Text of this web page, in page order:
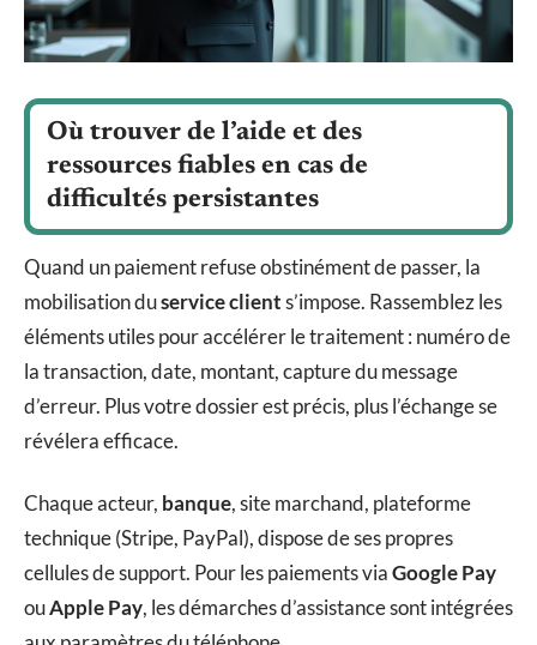
Où trouver de l’aide et des
ressources fiables en cas de
difficultés persistantes
Quand un paiement refuse obstinément de passer, la
mobilisation duservice clients’impose. Rassemblez les
éléments utiles pour accélérer le traitement : numéro de
la transaction, date, montant, capture du message
d’erreur. Plus votre dossier est précis, plus l’échange se
révélera efficace.
Chaque acteur, banque, site marchand, plateforme
technique (Stripe, PayPal), dispose de ses propres
cellules de support. Pour les paiements viaGoogle Pay
ouApple Pay, les démarches d’assistance sont intégrées